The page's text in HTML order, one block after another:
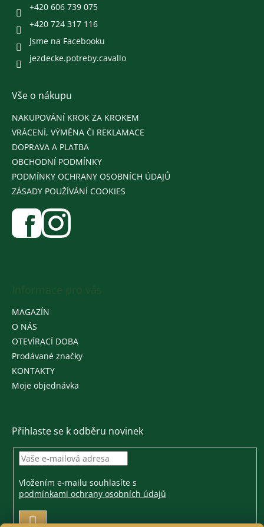
+420 606 739 075
+420 724 317 116
Jsme na Facebooku
jezdecke.potreby.cavallo
Vše o nákupu
NAKUPOVÁNÍ KROK ZA KROKEM
VRÁCENÍ, VÝMĚNA ČI REKLAMACE
DOPRAVA A PLATBA
OBCHODNÍ PODMÍNKY
PODMÍNKY OCHRANY OSOBNÍCH ÚDAJŮ
ZÁSADY POUŽÍVÁNÍ COOKIES
MAGAZÍN
O NÁS
OTEVÍRACÍ DOBA
Prodávané značky
KONTAKTY
Moje objednávka
Přihlaste se k odběru novinek
Vložením e-mailu souhlasíte s
podmínkami ochrany osobních údajů
PŘIHLÁSIT